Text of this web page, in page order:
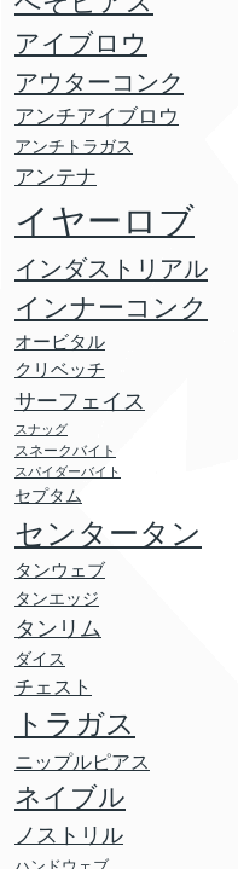
アイブロウ
アウターコンク
アンチアイブロウ
アンチトラガス
アンテナ
イヤーロブ
インダストリアル
インナーコンク
オービタル
クリベッチ
サーフェイス
スナッグ
スネークバイト
スパイダーバイト
セプタム
センタータン
タンウェブ
タンエッジ
タンリム
ダイス
チェスト
トラガス
ニップルピアス
ネイブル
ノストリル